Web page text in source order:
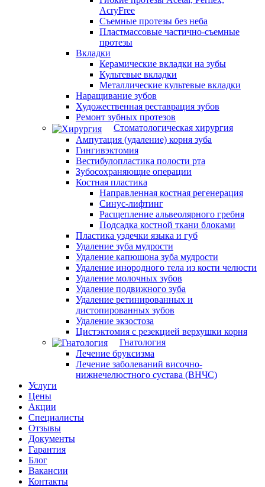
AcryFree
Съемные протезы без неба
Пластмассовые частично-съемные
протезы
Вкладки
Керамические вкладки на зубы
Культевые вкладки
Металлические культевые вкладки
Наращивание зубов
Художественная реставрация зубов
Ремонт зубных протезов
Стоматологическая хирургия
Ампутация (удаление) корня зуба
Гингивэктомия
Вестибулопластика полости рта
Зубосохраняющие операции
Костная пластика
Направленная костная регенерация
Синус-лифтинг
Расщепление альвеолярного гребня
Подсадка костной ткани блоками
Пластика уздечки языка и губ
Удаление зуба мудрости
Удаление капюшона зуба мудрости
Удаление инородного тела из кости челюсти
Удаление молочных зубов
Удаление подвижного зуба
Удаление ретинированных и
дистопированных зубов
Удаление экзостоза
Цистэктомия с резекцией верхушки корня
Гнатология
Лечение бруксизма
Лечение заболеваний височно-
нижнечелюстного сустава (ВНЧС)
Услуги
Цены
Акции
Специалисты
Отзывы
Документы
Гарантия
Блог
Вакансии
Контакты